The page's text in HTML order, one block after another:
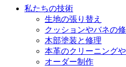
私たちの技術
生地の張り替え
クッションやバネの
木部塗装と修理
本革のクリーニング
オーダー制作